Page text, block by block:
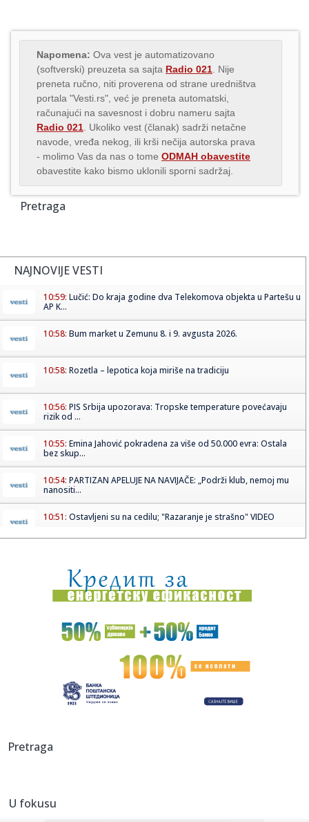
Napomena: Ova vest je automatizovano
(softverski) preuzeta sa sajta Radio 021 . Nije
preneta ručno, niti proverena od strane uredništva
portala "Vesti.rs", već je preneta automatski,
računajući na savesnost i dobru nameru sajta
Radio 021 . Ukoliko vest (članak) sadrži netačne
navode, vređa nekog, ili krši nečija autorska prava
- molimo Vas da nas o tome ODMAH obavestite
obavestite kako bismo uklonili sporni sadržaj.
Pretraga
NAJNOVIJE VESTI
10:59: Lučić: Do kraja godine dva Telekomova objekta u Partešu u
AP K...
10:58: Bum market u Zemunu 8. i 9. avgusta 2026.
10:58: Rozetla – lepotica koja miriše na tradiciju
10:56: PIS Srbija upozorava: Tropske temperature povećavaju
rizik od ...
10:55: Emina Jahović pokradena za više od 50.000 evra: Ostala
bez skup...
10:54: PARTIZAN APELUJE NA NAVIJAČE: „Podrži klub, nemoj mu
nanositi...
10:51: Ostavljeni su na cedilu; "Razaranje je strašno" VIDEO
10:50:Nemce brine dron sa eksplozivom na aerodromu Lajpcig
10:50:Izmena trasa gradskih autobusa zbog proslave Svetog
Pantelejmona
Svađe u Zvezdama Granda su iscenirane! Miša Mijatović
10:49:Muzej u Čereviću ne radi dve godine nakon renoviranja:
letnje...
10:47:
Pretraga
U fokusu